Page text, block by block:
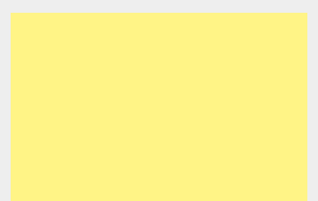
Kostenlos Registrieren